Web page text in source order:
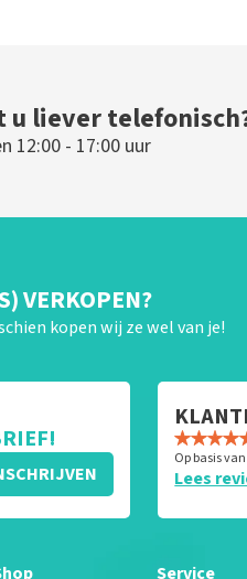
u liever
12:00 - 17:00 uur
VERKOPEN?
kopen wij ze wel van je!
Op basis van
Lees
Service